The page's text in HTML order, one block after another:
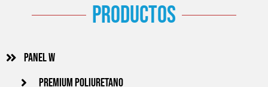
productos
Panel w
PREMIUM POLIURETANO